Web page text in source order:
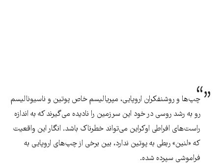
چپ‌ها و روشنفکران اروپایی، مپریالیسم خاص پوتین و ناسیونالیسم
رو به رشد روسی در خود این سرزمین را نادیده می‌گیرند که به اندازه
راست‌های افراطی اوکراین می‌تواند خطرناک باشد. انگار این واقعیت
که «لنین» ربطی به پوتین ندارد، بین برخی از چپ‌های اروپایی به
فراموشی سپرده شده.